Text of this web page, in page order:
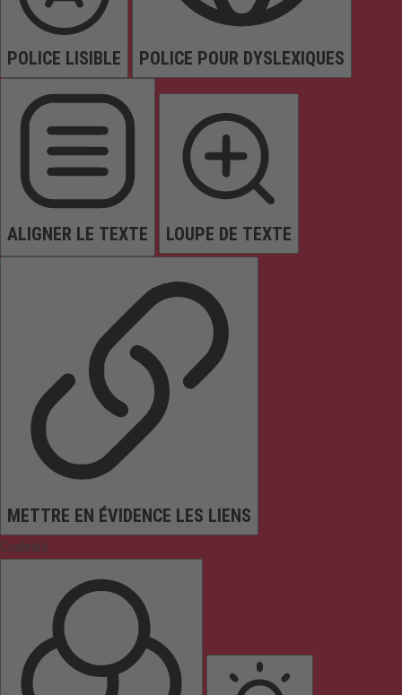
POLICE LISIBLE POLICE POUR DYSLEXIQUES
ALIGNER LE TEXTE LOUPE DE TEXTE
METTRE EN ÉVIDENCE LES LIENS
Couleurs